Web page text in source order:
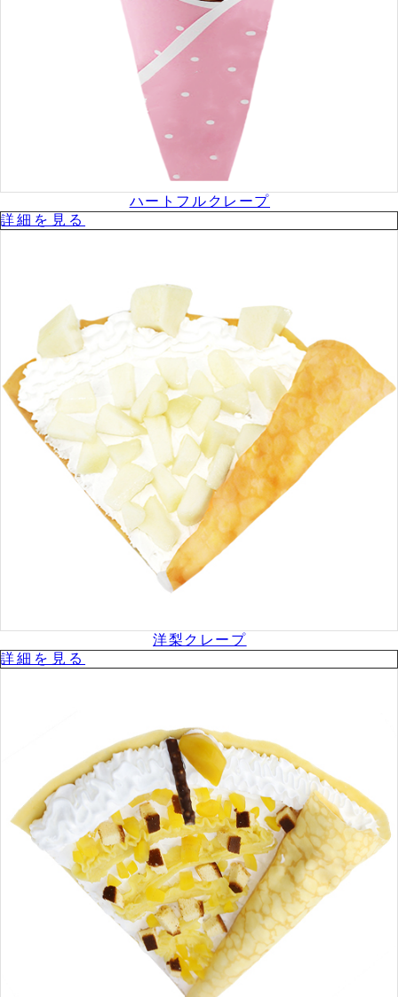
ハートフルクレープ
詳細を⾒る
洋梨クレープ
詳細を⾒る